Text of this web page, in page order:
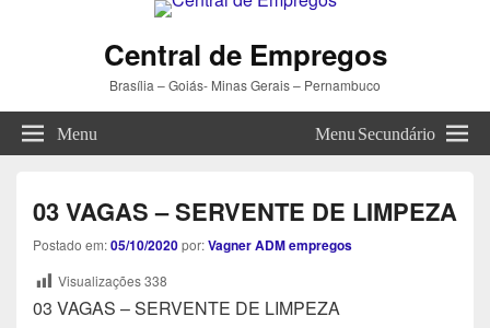
Central de Empregos
Brasília – Goiás- Minas Gerais – Pernambuco
Menu Menu Secundário
03 VAGAS – SERVENTE DE LIMPEZA
Postado em:05/10/2020por:Vagner ADM empregos
Visualizações338
03 VAGAS – SERVENTE DE LIMPEZA